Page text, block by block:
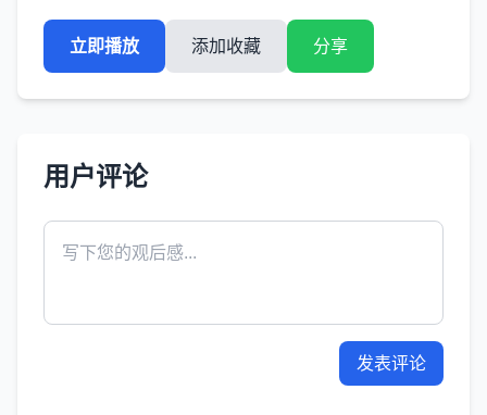
立即播放 添加收藏 分享
用户评论
发表评论